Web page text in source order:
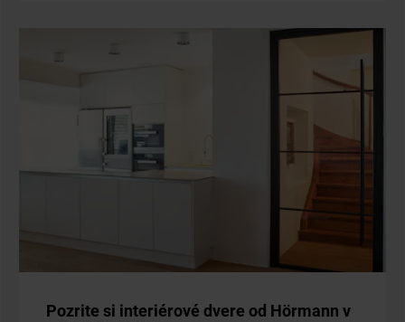
Po­zri­te si in­te­ri­é­ro­vé dve­re od Hör­mann v